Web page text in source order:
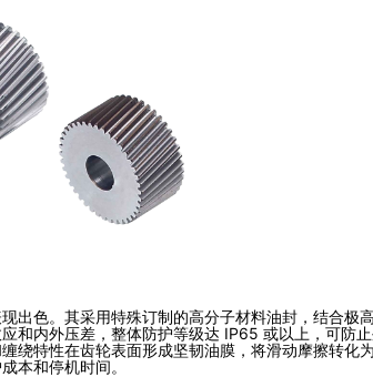
出色。其采用特殊订制的高分子材料油封，结合极
和内外压差，整体防护等级达 IP65 或以上，可防
绕特性在齿轮表面形成坚韧油膜，将滑动摩擦转化
本和停机时间。